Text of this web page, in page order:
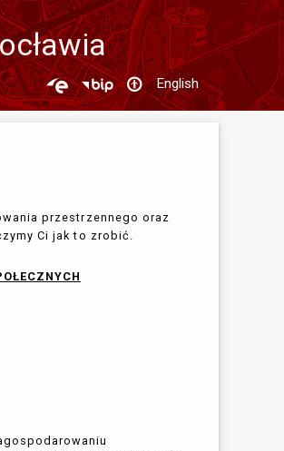
English
przestrzennego oraz
Ci jak to zrobić.